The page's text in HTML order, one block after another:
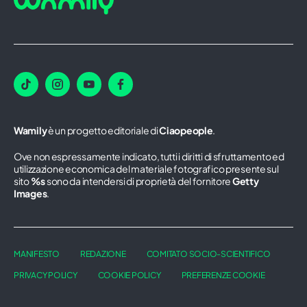
Wamilyè un progetto editoriale diCiaopeople.
Ove non espressamente indicato, tutti i diritti di sfruttamento ed
utilizzazione economica del materiale fotografico presente sul
sito%ssono da intendersi di proprietà del fornitoreGetty
Images.
MANIFESTO REDAZIONE COMITATO SOCIO-SCIENTIFICO
PRIVACY POLICY COOKIE POLICY PREFERENZE COOKIE